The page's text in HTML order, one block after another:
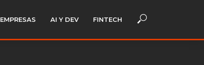
EMPRESAS AI Y DEV FINTECH